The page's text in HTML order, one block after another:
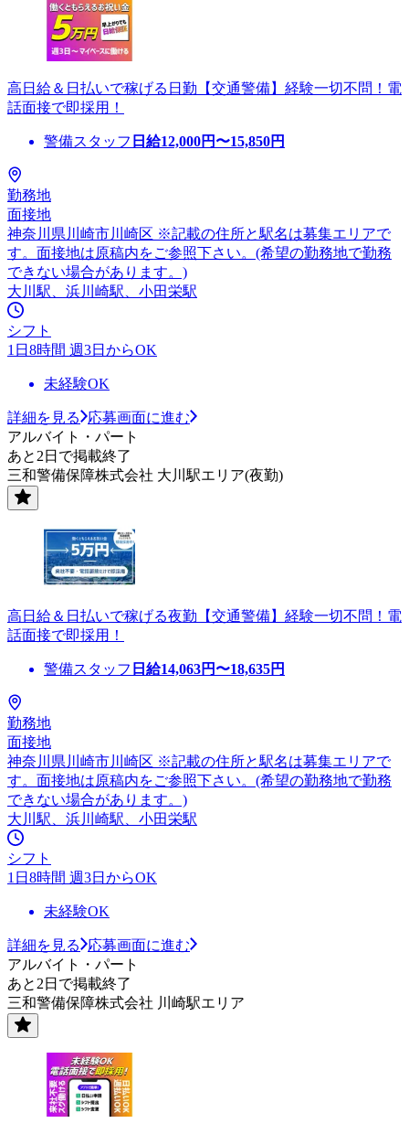
高日給＆日払いで稼げる日勤【交通警備】経験一切不問！電
話面接で即採用！
警備スタッフ 日給12,000円〜15,850円
勤務地
面接地
神奈川県川崎市川崎区 ※記載の住所と駅名は募集エリアで
す。面接地は原稿内をご参照下さい。(希望の勤務地で勤務
できない場合があります。)
大川駅、浜川崎駅、小田栄駅
シフト
1日8時間 週3日からOK
未経験OK
詳細を見る
応募画面に進む
アルバイト・パート
あと2日で掲載終了
三和警備保障株式会社 大川駅エリア(夜勤)
高日給＆日払いで稼げる夜勤【交通警備】経験一切不問！電
話面接で即採用！
警備スタッフ 日給14,063円〜18,635円
勤務地
面接地
神奈川県川崎市川崎区 ※記載の住所と駅名は募集エリアで
す。面接地は原稿内をご参照下さい。(希望の勤務地で勤務
できない場合があります。)
大川駅、浜川崎駅、小田栄駅
シフト
1日8時間 週3日からOK
未経験OK
詳細を見る
応募画面に進む
アルバイト・パート
あと2日で掲載終了
三和警備保障株式会社 川崎駅エリア